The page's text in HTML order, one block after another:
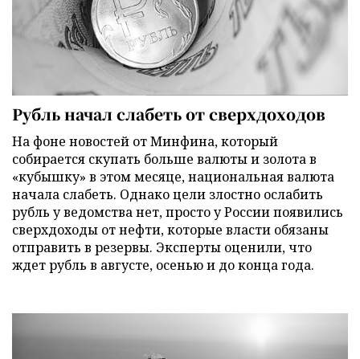
Рубль начал слабеть от сверхдоходов
На фоне новостей от Минфина, который
собирается скупать больше валюты и золота в
«кубышку» в этом месяце, национальная валюта
начала слабеть. Однако цели злостно ослабить
рубль у ведомства нет, просто у России появились
сверхдоходы от нефти, которые власти обязаны
отправить в резервы. Эксперты оценили, что
ждет рубль в августе, осенью и до конца года.